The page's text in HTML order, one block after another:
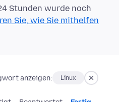
Stunden wurde noch
Sie, wie Sie mithelfen
anzeigen: Linux